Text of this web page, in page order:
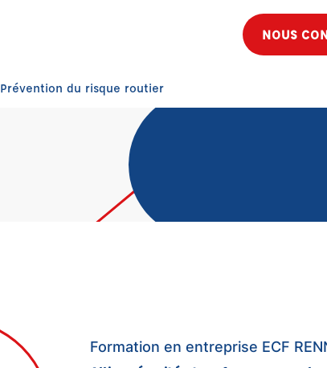
NOUS
Prévention du risque routier
Formation en entreprise ECF